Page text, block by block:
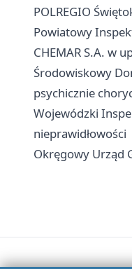
POLREGIO
Powiatowy
CHEMAR S.A. w
Środowiskowy
psychicznie
Wojewódzki
nieprawidłowości
Okręgowy Urząd